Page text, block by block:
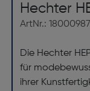
Hechter
ArtNr.:
Die Hechter
für
ihrer